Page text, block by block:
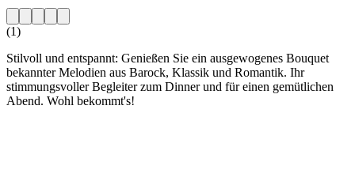
(1)
Stilvoll und entspannt: Genießen Sie ein ausgewogenes Bouquet
bekannter Melodien aus Barock, Klassik und Romantik. Ihr
stimmungsvoller Begleiter zum Dinner und für einen gemütlichen
Abend. Wohl bekommt's!